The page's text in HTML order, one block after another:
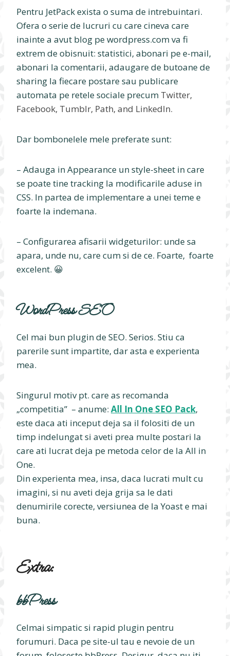
Pentru JetPack exista o suma de intrebuintari.
Ofera o serie de lucruri cu care cineva care
inainte a avut blog pe wordpress.com va fi
extrem de obisnuit: statistici, abonari pe e-mail,
abonari la comentarii, adaugare de butoane de
sharing la fiecare postare sau publicare
automata pe retele sociale precum Twitter,
Facebook, Tumblr, Path, and LinkedIn.
Dar bombonelele mele preferate sunt:
– Adauga in Appearance un style-sheet in care
se poate tine tracking la modificarile aduse in
CSS. In partea de implementare a unei teme e
foarte la indemana.
– Configurarea afisarii widgeturilor: unde sa
apara, unde nu, care cum si de ce. Foarte, foarte
excelent. 😀
WordPress SEO
Cel mai bun plugin de SEO. Serios. Stiu ca
parerile sunt impartite, dar asta e experienta
mea.
Singurul motiv pt. care as recomanda
„competitia” – anume: All In One SEO Pack,
este daca ati inceput deja sa il folositi de un
timp indelungat si aveti prea multe postari la
care ati lucrat deja pe metoda celor de la All in
One.
Din experienta mea, insa, daca lucrati mult cu
imagini, si nu aveti deja grija sa le dati
denumirile corecte, versiunea de la Yoast e mai
buna.
Extra:
bbPress
Celmai simpatic si rapid plugin pentru
forumuri. Daca pe site-ul tau e nevoie de un